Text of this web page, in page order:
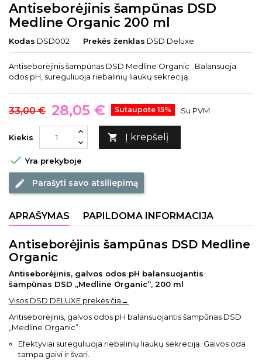
Antiseborėjinis šampūnas DSD
Medline Organic 200 ml
Kodas DSD002 Prekės ženklas DSD Deluxe
Antiseborėjinis šampūnas DSD Medline Organic . Balansuoja
odos pH, sureguliuoja riebalinių liaukų sekreciją.
33,00 € 28,05 € Sutaupote 15% Su PVM
Kiekis  Į krepšelį
 Yra prekyboje
edit Parašyti savo atsiliepimą
APRAŠYMAS PAPILDOMA INFORMACIJA
Antiseborėjinis šampūnas DSD Medline
Organic
Antiseborėjinis, galvos odos pH balansuojantis
šampūnas DSD „Medline Organic”, 200 ml
Visos DSD DELUXE prekės čia→
Antiseborėjinis, galvos odos pH balansuojantis šampūnas DSD
„Medline Organic”:
Efektyviai sureguliuoja riebalinių liaukų sekreciją. Galvos oda
tampa gaivi ir švari.